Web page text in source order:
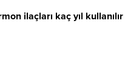
ilaçları kaç yıl kullanılır